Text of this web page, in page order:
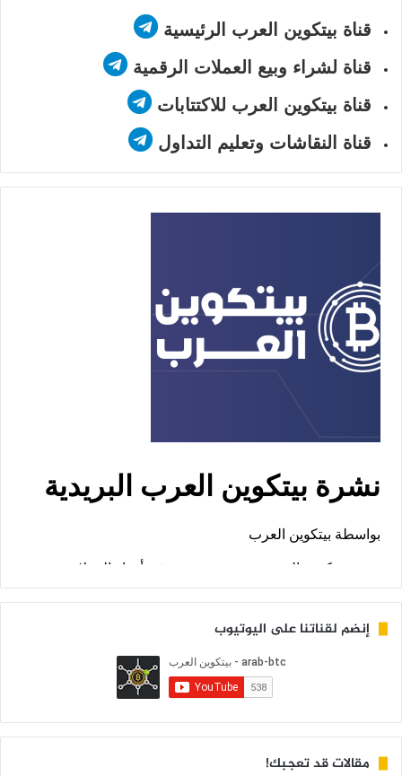
قناة بيتكوين العرب الرئيسية
قناة لشراء وبيع العملات الرقمية
قناة بيتكوين العرب للاكتتابات
قناة النقاشات وتعليم التداول
إنضم لقناتنا على اليوتيوب
مقالات قد تعجبك!